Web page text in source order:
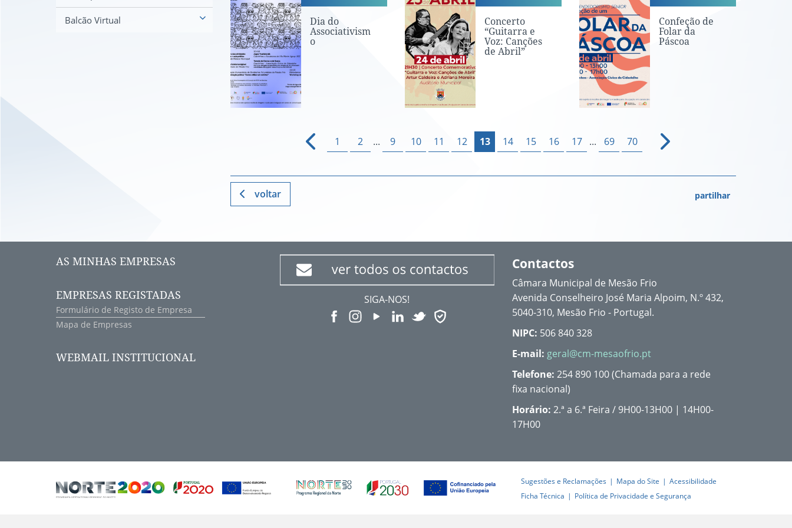
Balcão Virtual Dia do
Associativism
o
Concerto
“Guitarra e
Voz: Canções
de Abril”
Confeção de
Folar da
Páscoa
1 2 ... 9 10 11 12 13 14 15 16 17 ... 69 70
voltar partilhar
AS MINHAS EMPRESAS
EMPRESAS REGISTADAS
Formulário de Registo de Empresa
Mapa de Empresas
WEBMAIL INSTITUCIONAL
SIGA-NOS!
Contactos
Câmara Municipal de Mesão Frio
Avenida Conselheiro José Maria Alpoim, N.º 432,
5040-310, Mesão Frio - Portugal.
NIPC: 506 840 328
E-mail: geral@cm-mesaofrio.pt
Telefone: 254 890 100 (Chamada para a rede
fixa nacional)
Horário:2.ª a 6.ª Feira / 9H00-13H00 | 14H00-
17H00
Sugestões e Reclamações Mapa do Site
Acessibilidade
Ficha Técnica
Política de Privacidade e Segurança